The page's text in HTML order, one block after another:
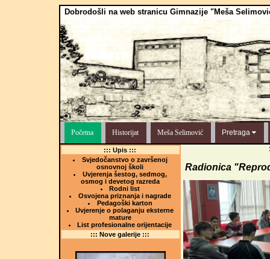
Dobrodošli na web stranicu Gimnazije "Meša
Početna Historijat Meša Selimović Pretraga
::: Upis :::
Svjedočanstvo o završenoj
osnovnoj školi
Uvjerenja šestog, sedmog,
osmog i devetog razreda
Rodni list
Osvojena priznanja i nagrade
Pedagoški karton
Uvjerenje o polaganju eksterne
mature
List profesionalne orijentacije
::: Nove galerije :::
Radionica